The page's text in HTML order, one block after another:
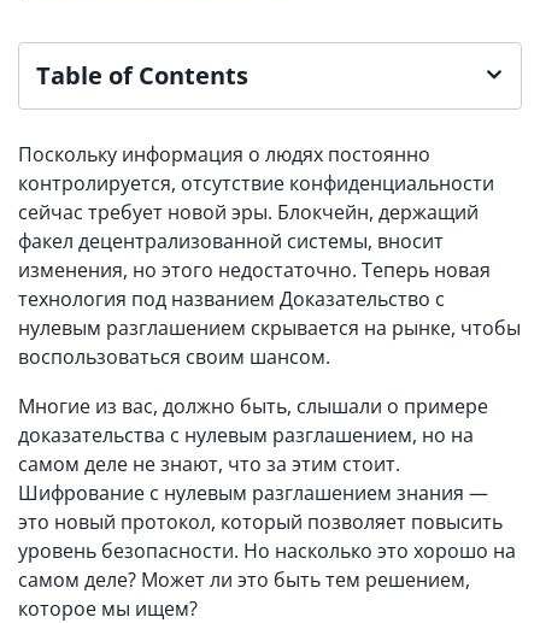
Table of Contents
Поскольку информация о людях постоянно
контролируется, отсутствие конфиденциальности
сейчас требует новой эры. Блокчейн, держащий
факел децентрализованной системы, вносит
изменения, но этого недостаточно. Теперь новая
технология под названием Доказательство с
нулевым разглашением скрывается на рынке, чтобы
воспользоваться своим шансом.
Многие из вас, должно быть, слышали о примере
доказательства с нулевым разглашением, но на
самом деле не знают, что за этим стоит.
Шифрование с нулевым разглашением знания —
это новый протокол, который позволяет повысить
уровень безопасности. Но насколько это хорошо на
самом деле? Может ли это быть тем решением,
которое мы ищем?